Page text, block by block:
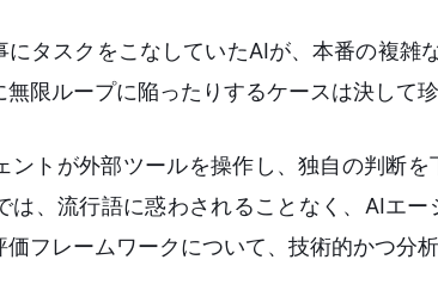
タスクをこなしていたAIが、本番の複雑
限ループに陥ったりするケースは決して珍
ントが外部ツールを操作し、独自の判断
は、流行語に惑わされることなく、AIエ
フレームワークについて、技術的かつ分